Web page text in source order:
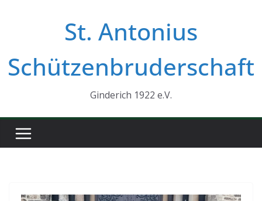
St. Antonius
Schützenbruderschaft
Ginderich 1922 e.V.